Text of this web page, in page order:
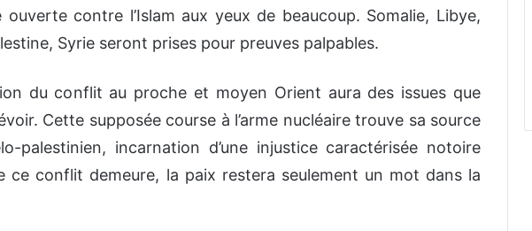
contre l’Islam aux yeux de beaucoup. Somalie, Libye,
Syrie seront prises pour preuves palpables.
du conflit au proche et moyen Orient aura des issues que
Cette supposée course à l’arme nucléaire trouve sa source
palestinien, incarnation d’une injustice caractérisée notoire
ce conflit demeure, la paix restera seulement un mot dans la